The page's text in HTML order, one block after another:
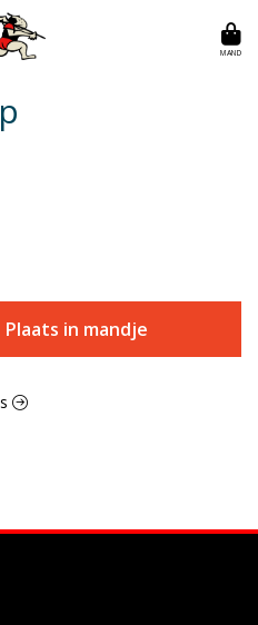
MAND
Plaats in mandje